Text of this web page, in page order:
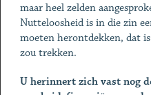
maar heel zelden
Nutteloosheid is in die zin
moeten herontdekken, dat
zou trekken.
U herinnert zich vast nog